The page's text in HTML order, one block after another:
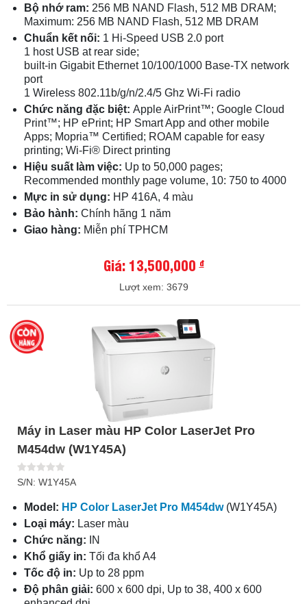
Bộ nhớ ram: 256 MB NAND Flash, 512 MB DRAM;
Maximum: 256 MB NAND Flash, 512 MB DRAM
Chuẩn kết nối: 1 Hi-Speed USB 2.0 port
1 host USB at rear side;
built-in Gigabit Ethernet 10/100/1000 Base-TX network
port
1 Wireless 802.11b/g/n/2.4/5 Ghz Wi-Fi radio
Chức năng đặc biệt: Apple AirPrint™; Google Cloud
Print™; HP ePrint; HP Smart App and other mobile
Apps; Mopria™ Certified; ROAM capable for easy
printing; Wi-Fi® Direct printing
Hiệu suất làm việc: Up to 50,000 pages;
Recommended monthly page volume, 10: 750 to 4000
Mực in sử dụng: HP 416A, 4 màu
Bảo hành: Chính hãng 1 năm
Giao hàng: Miễn phí TPHCM
Giá: 13,500,000đ
Lượt xem: 3679
Máy in Laser màu HP Color LaserJet Pro
M454dw (W1Y45A)
S/N: W1Y45A
Model: HP Color LaserJet Pro M454dw(W1Y45A)
Loại máy: Laser màu
Chức năng: IN
Khổ giấy in: Tối đa khổ A4
Tốc độ in: Up to 28 ppm
Độ phân giải: 600 x 600 dpi, Up to 38, 400 x 600